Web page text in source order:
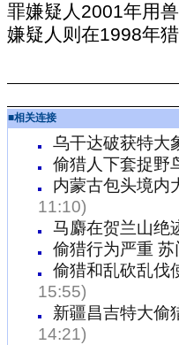
罪嫌疑人2001年用
嫌疑人则在1998年猎
■相关连接
乌干达破获特大
偷猎人下套捉野
内蒙古包头境内
11:10)
马麝在贺兰山绝
偷猎行为严重
偷猎和乱砍乱伐
15:55)
新疆昌吉特大偷
14:21)